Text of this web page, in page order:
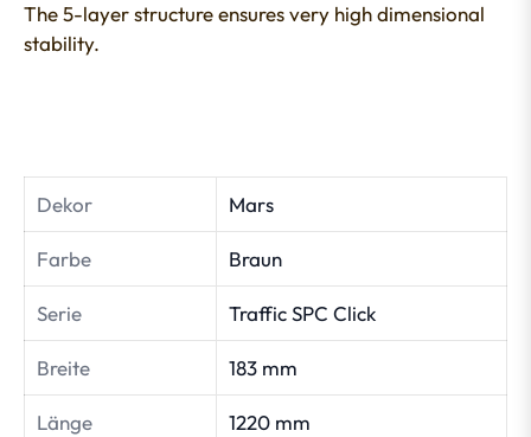
The 5-layer structure ensures very high dimensional
stability.
Dekor Mars
Farbe Braun
Serie Traffic SPC Click
Breite 183 mm
Länge 1220 mm